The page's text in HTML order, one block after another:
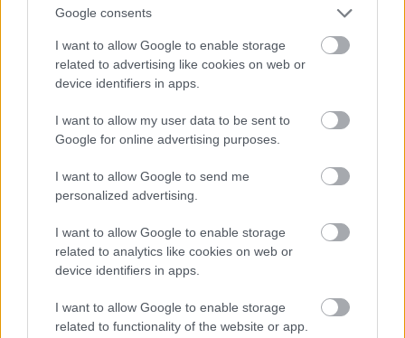
Google consents
I want to allow Google to enable storage
related to advertising like cookies on web or
device identifiers in apps.
I want to allow my user data to be sent to
Google for online advertising purposes.
I want to allow Google to send me
personalized advertising.
I want to allow Google to enable storage
related to analytics like cookies on web or
device identifiers in apps.
I want to allow Google to enable storage
related to functionality of the website or app.
Magyar koprodukcióban készült animációs sci-fi
paródia látható a mozikban csütörtöktől